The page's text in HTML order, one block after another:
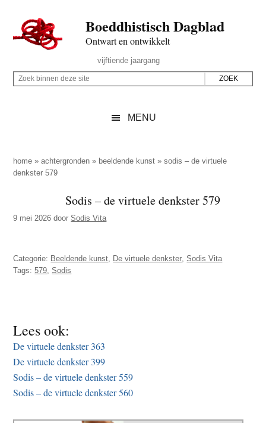
naar
de
inhoud
secondary
naar
de
sidebar
naar
de
Boeddhistisch Dagblad
Ontwart en ontwikkelt
Rechts
vijftiende jaargang
Z
p
d
z
i
t
Z
i
n
n
z
t
e
MENU
home »achtergronden » beeldende kunst »sodis – de virtuele
denkster 579
Sodis – de virtuele denkster 579
9 mei 2026 doorSodis Vita
Categorie: Beeldende kunst De virtuele denkster ,Sodis Vita
Tags:579 ,Sodis
Lees ook:
De virtuele denkster 363
De virtuele denkster 399
Sodis – de virtuele denkster 559
Sodis – de virtuele denkster 560